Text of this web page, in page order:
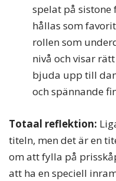
spelat på
hållas som
rollen som
nivå och visar
bjuda upp till
och spännande
Totaal reflektion:
titeln, men det är en
om att fylla på
att ha en speciell